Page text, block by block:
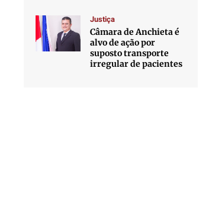
Justiça
Câmara de Anchieta é
alvo de ação por
suposto transporte
irregular de pacientes